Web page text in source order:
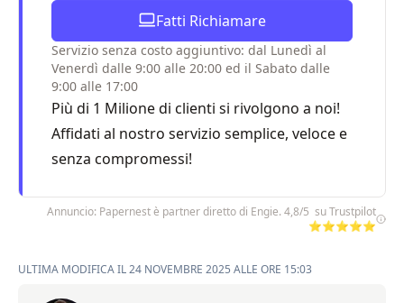
Fatti Richiamare
Servizio senza costo aggiuntivo: dal Lunedì al
Venerdì dalle 9:00 alle 20:00 ed il Sabato dalle
9:00 alle 17:00
Più di 1 Milione di clienti si rivolgono a noi!
Affidati al nostro servizio semplice, veloce e
senza compromessi!
Annuncio: Papernest è partner diretto di Engie. 4,8/5 su Trustpilot
⭐⭐⭐⭐⭐
ULTIMA MODIFICA IL 24 NOVEMBRE 2025 ALLE ORE 15:03